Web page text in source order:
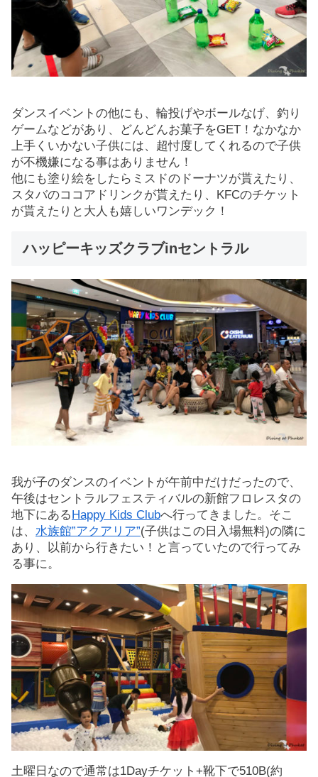
ダンスイベントの他にも、輪投げやボールなげ、釣り
ゲームなどがあり、どんどんお菓子をGET！なかなか
上手くいかない子供には、超忖度してくれるので子供
が不機嫌になる事はありません！
他にも塗り絵をしたらミスドのドーナツが貰えたり、
スタバのココアドリンクが貰えたり、KFCのチケット
が貰えたりと大人も嬉しいワンデック！
ハッピーキッズクラブinセントラル
我が子のダンスのイベントが午前中だけだったので、
午後はセントラルフェスティバルの新館フロレスタの
地下にあるHappy Kids Clubへ行ってきました。そこ
は、 水族館”アクアリア”(子供はこの日入場無料)の隣に
あり、以前から行きたい！と言っていたので行ってみ
る事に。
土曜日なので通常は1Dayチケット+靴下で510B(約